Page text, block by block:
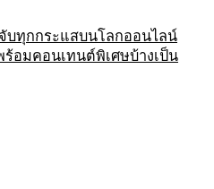
บทุกกระแสบนโลกออนไลน์
อมคอนเทนต์พิเศษบ้างเป็น